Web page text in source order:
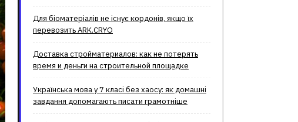
Для біоматеріалів не існує кордонів, якщо їх
перевозить ARK.CRYO
Доставка стройматериалов: как не потерять
время и деньги на строительной площадке
Українська мова у 7 класі без хаосу: як домашні
завдання допомагають писати грамотніше